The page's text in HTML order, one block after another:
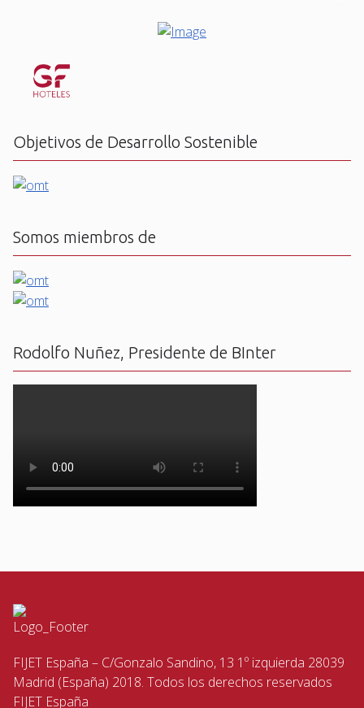
Objetivos de Desarrollo Sostenible
Somos miembros de
Rodolfo Nuñez, Presidente de BInter
FIJET España – C/Gonzalo Sandino, 13 1º izquierda 28039
Madrid (España) 2018. Todos los derechos reservados
FIJET España